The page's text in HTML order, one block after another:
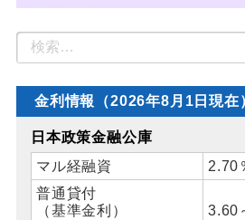
金利情報（2026年8月1日現在
日本政策金融公庫
マル経融資
2.70
普通貸付
（基準金利）
3.60